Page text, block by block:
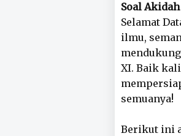
Soal
Selamat
ilmu,
XI. Baik
semuanya!
Berikut ini